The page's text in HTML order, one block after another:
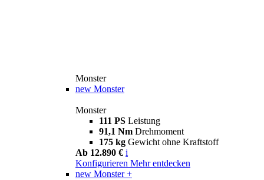
Monster
new Monster
Monster
111 PS Leistung
91,1 Nm Drehmoment
175 kg Gewicht ohne Kraftstoff
Ab 12.890 € i
Konfigurieren Mehr entdecken
new Monster +